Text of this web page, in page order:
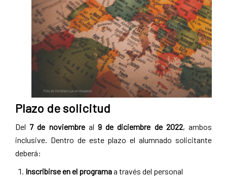
Plazo de solicitud
Del 7 de noviembreal9 de diciembre de 2022, ambos
inclusive. Dentro de este plazo el alumnado solicitante
deberá:
Inscribirse en el programaa través del personal